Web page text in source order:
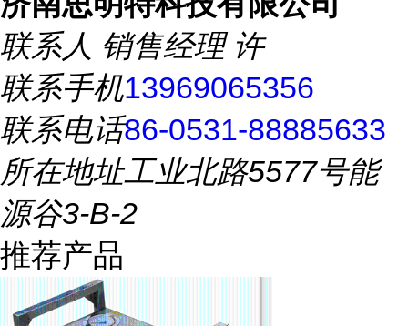
联系人 销售经理 许
联系手机13969065356
联系电话86-0531-88885633
所在地址工业北路5577号能
源谷3-B-2
推荐产品